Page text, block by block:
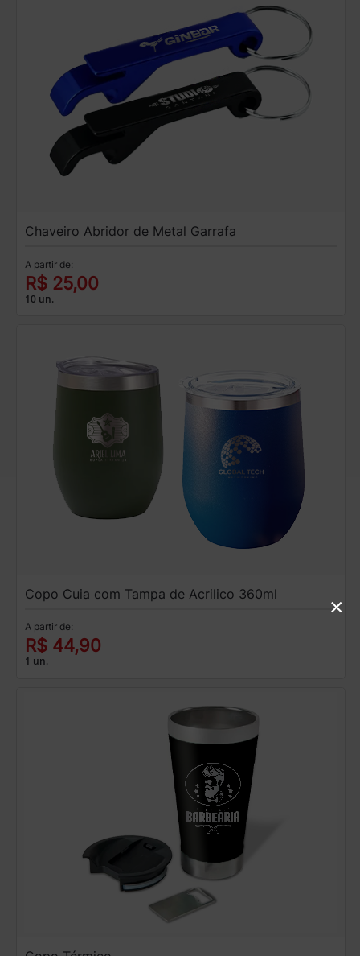
Chaveiro Abridor de Metal Garrafa
A partir de:
R$ 25,00
10 un.
Copo Cuia com Tampa de Acrilico 360ml
A partir de:
R$ 44,90
1 un.
×